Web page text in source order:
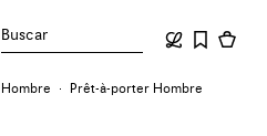
Buscar
Hombre Prêt-à-porter Hombre